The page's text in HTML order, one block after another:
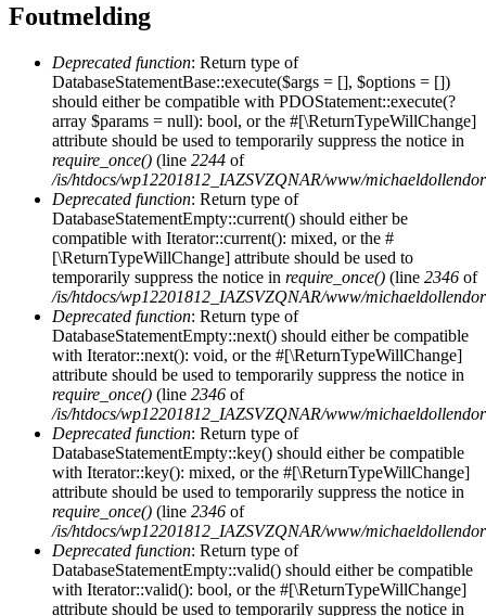
Foutmelding
Deprecated function: Return type of
DatabaseStatementBase::execute($args = [], $options = [])
should either be compatible with PDOStatement::execute(?
array $params = null): bool, or the #[\ReturnTypeWillChange]
attribute should be used to temporarily suppress the notice in
require_once() (line 2244 of
/is/htdocs/wp12201812_IAZSVZQNAR/www/
Deprecated function: Return type of
DatabaseStatementEmpty::current() should either be
compatible with Iterator::current(): mixed, or the #
[\ReturnTypeWillChange] attribute should be used to
temporarily suppress the notice in require_once() (line 2346 of
/is/htdocs/wp12201812_IAZSVZQNAR/www/
Deprecated function: Return type of
DatabaseStatementEmpty::next() should either be compatible
with Iterator::next(): void, or the #[\ReturnTypeWillChange]
attribute should be used to temporarily suppress the notice in
require_once() (line 2346 of
/is/htdocs/wp12201812_IAZSVZQNAR/www/
Deprecated function: Return type of
DatabaseStatementEmpty::key() should either be compatible
with Iterator::key(): mixed, or the #[\ReturnTypeWillChange]
attribute should be used to temporarily suppress the notice in
require_once() (line 2346 of
/is/htdocs/wp12201812_IAZSVZQNAR/www/
Deprecated function: Return type of
DatabaseStatementEmpty::valid() should either be compatible
with Iterator::valid(): bool, or the #[\ReturnTypeWillChange]
attribute should be used to temporarily suppress the notice in